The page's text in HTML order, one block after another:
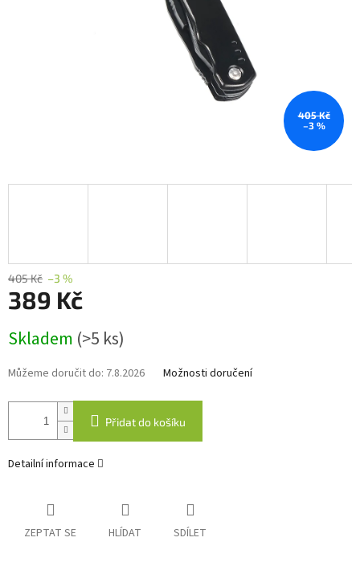
405 Kč
–3 %
405 Kč –3 %
389 Kč
cena:
Skladem (>5 ks)
Můžeme doručit do: 7.8.2026 Možnosti doručení
Přidat do košíku
Detailní informace
ZEPTAT SE HLÍDAT SDÍLET